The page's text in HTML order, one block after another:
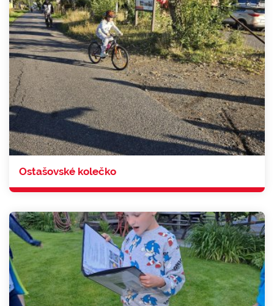
Ostašovské kolečko